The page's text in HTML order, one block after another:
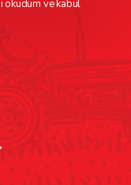
okudum ve kabul